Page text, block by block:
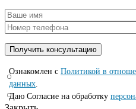
Ознакомлен с Политикой в
данных.
Даю Согласие на обработку